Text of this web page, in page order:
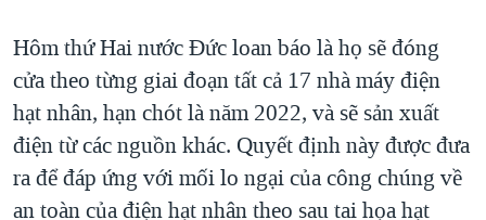
NGƯ DÂN VIỆT VÀ LÀN SÓNG TRỘM HẢI SÂM
BÊN KIA QUỐC LỘ: TIẾNG VỌNG TỪ NÔNG THÔN MỸ
QUAN HỆ VIỆT MỸ
Hôm thứ Hai nước Đức loan báo là họ sẽ đóng
cửa theo từng giai đoạn tất cả 17 nhà máy điện
hạt nhân, hạn chót là năm 2022, và sẽ sản xuất
điện từ các nguồn khác. Quyết định này được đưa
ra để đáp ứng với mối lo ngại của công chúng về
an toàn của điện hạt nhân theo sau tai họa hạt